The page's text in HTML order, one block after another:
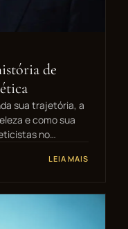
de
sua trajetória, a
e como sua
no…
LEIA MAIS